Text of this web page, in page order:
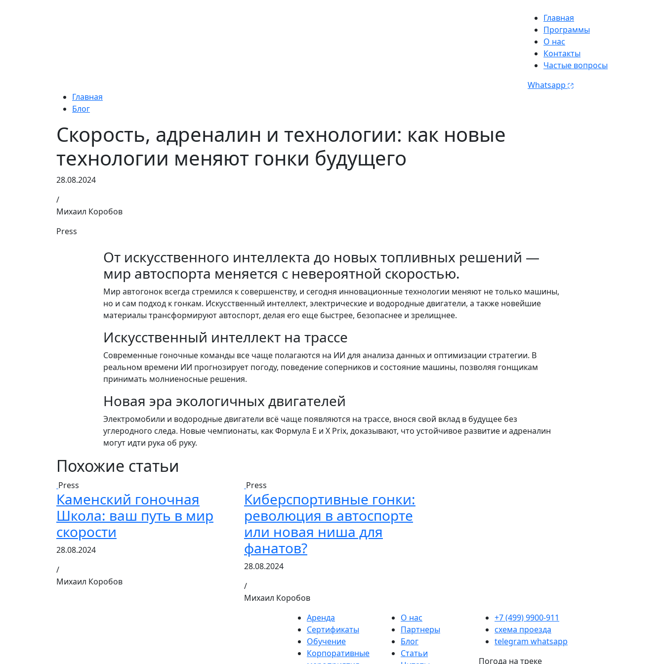
Главная
Программы
О нас
Контакты
Частые вопросы
Whatsapp
Главная
Блог
Скорость, адреналин и технологии: как новые
технологии меняют гонки будущего
28.08.2024
/
Михаил Коробов
Press
От искусственного интеллекта до новых топливных решений —
мир автоспорта меняется с невероятной скоростью.
Мир автогонок всегда стремился к совершенству, и сегодня инновационные технологии меняют не только машины,
но и сам подход к гонкам. Искусственный интеллект, электрические и водородные двигатели, а также новейшие
материалы трансформируют автоспорт, делая его еще быстрее, безопаснее и зрелищнее.
Искусственный интеллект на трассе
Современные гоночные команды все чаще полагаются на ИИ для анализа данных и оптимизации стратегии. В
реальном времени ИИ прогнозирует погоду, поведение соперников и состояние машины, позволяя гонщикам
принимать молниеносные решения.
Новая эра экологичных двигателей
Электромобили и водородные двигатели всё чаще появляются на трассе, внося свой вклад в будущее без
углеродного следа. Новые чемпионаты, как Формула E и X Prix, доказывают, что устойчивое развитие и адреналин
могут идти рука об руку.
Похожие статьи
Press
Каменский гоночная
Школа: ваш путь в мир
скорости
28.08.2024
/
Михаил Коробов
Press
Киберспортивные гонки:
революция в автоспорте
или новая ниша для
фанатов?
28.08.2024
/
Михаил Коробов
Аренда
Сертификаты
Обучение
Корпоративные
О нас
Партнеры
Блог
Статьи
+7 (499) 9900-911
схема проезда
telegram whatsapp
Погода на треке